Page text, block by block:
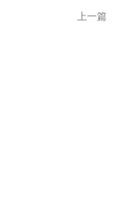
上一篇